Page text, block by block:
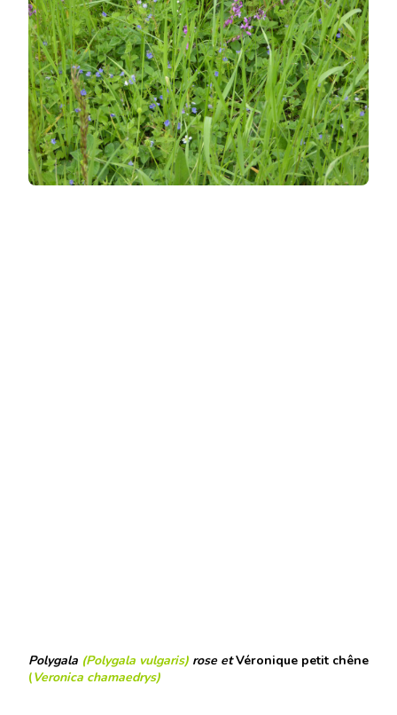
Polygala (Polygala vulgaris) rose etVéronique petit chêne
(Veronica chamaedrys)